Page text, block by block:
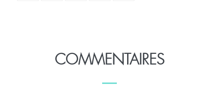
COMMENTAIRES